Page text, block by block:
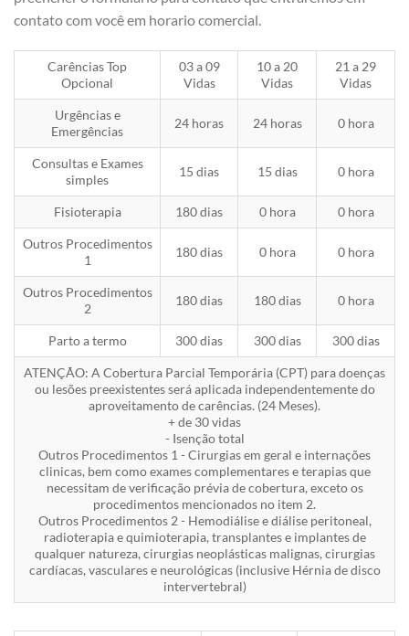
contato com você em horario comercial.
Carências Top
Opcional
03 a 09
Vidas
10 a 20
Vidas
21 a 29
Vidas
Urgências e
Emergências
24 horas 24 horas 0 hora
Consultas e Exames
simples
15 dias 15 dias 0 hora
Fisioterapia 180 dias 0 hora 0 hora
Outros Procedimentos
1
180 dias 0 hora 0 hora
Outros Procedimentos
2
180 dias 180 dias 0 hora
Parto a termo 300 dias 300 dias 300 dias
ATENÇÃO: A Cobertura Parcial Temporária (CPT) para doenças
ou lesões preexistentes será aplicada independentemente do
aproveitamento de carências. (24 Meses).
+ de 30 vidas
- Isenção total
Outros Procedimentos 1 - Cirurgias em geral e internações
clinicas, bem como exames complementares e terapias que
necessitam de verificação prévia de cobertura, exceto os
procedimentos mencionados no item 2.
Outros Procedimentos 2 - Hemodiálise e diálise peritoneal,
radioterapia e quimioterapia, transplantes e implantes de
qualquer natureza, cirurgias neoplásticas malignas, cirurgias
cardíacas, vasculares e neurológicas (inclusive Hérnia de disco
intervertebral)